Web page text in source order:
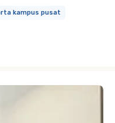
kampus pusat